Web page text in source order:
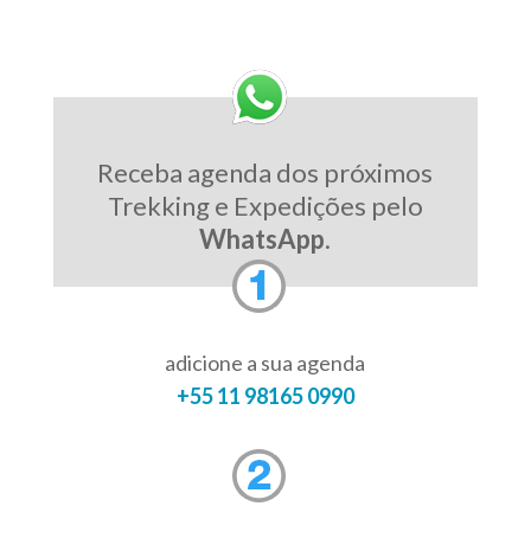
Receba agenda dos próximos
Trekking e Expedições pelo
WhatsApp.
adicione a sua agenda
+55 11 98165 0990